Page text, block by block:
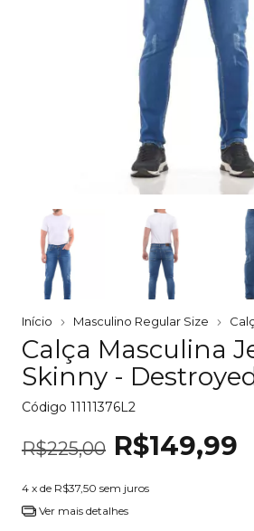
Início Masculino Regular Size
Calça Masculina
Skinny -
Código 11111376L2
R$225,00 R$149,99
4 x de R$37,50 sem juros
Ver mais detalhes